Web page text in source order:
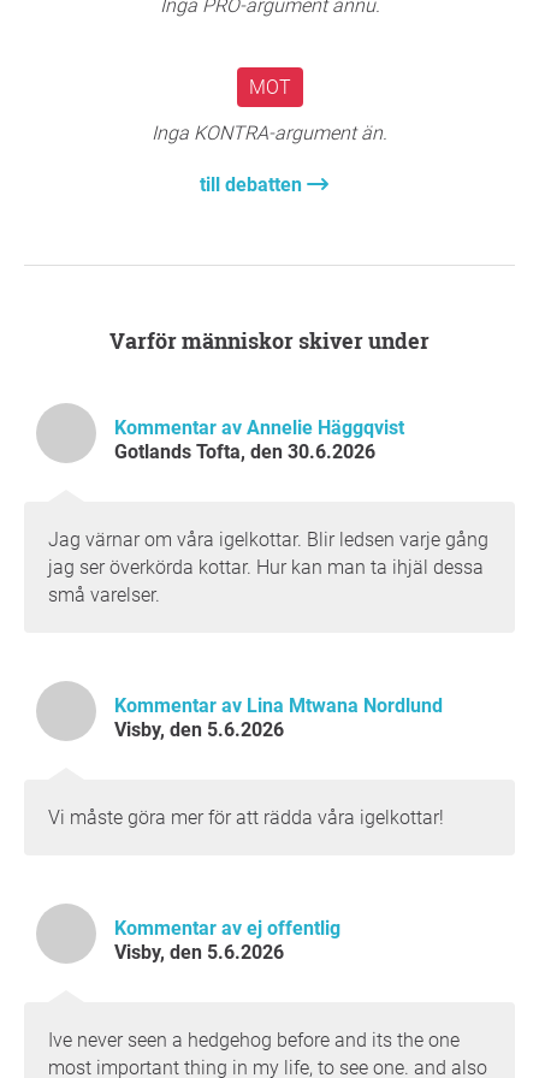
kattmat in i buskaget.
Fråga till initiativtagaren
Inga PRO-argument ännu.
MOT
Inga KONTRA-argument än.
till debatten
Varför människor skiver under
Kommentar av Annelie Häggqvist
Gotlands Tofta, den 30.6.2026
Jag värnar om våra igelkottar. Blir ledsen varje gång
jag ser överkörda kottar. Hur kan man ta ihjäl dessa
små varelser.
Kommentar av Lina Mtwana Nordlund
Visby, den 5.6.2026
Vi måste göra mer för att rädda våra igelkottar!
Kommentar av ej offentlig
Visby, den 5.6.2026
Ive never seen a hedgehog before and its the one
most important thing in my life, to see one. and also